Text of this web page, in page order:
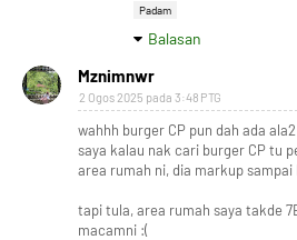
Padam
Balasan
Mznimnwr
2 Ogos 2025 pada 3:48 PTG
wahhh burger CP pun dah ada
saya kalau nak cari burger CP tu
area rumah ni, dia markup
tapi tula, area rumah saya takde
macamni :(